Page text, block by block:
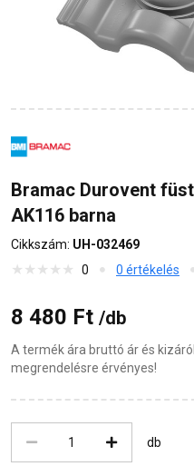
Bramac Durovent
AK116 barna
Cikkszám: UH-032469
0
0 értékelés
8 480 Ft /db
A termék ára bruttó ár és
megrendelésre érvényes!
db